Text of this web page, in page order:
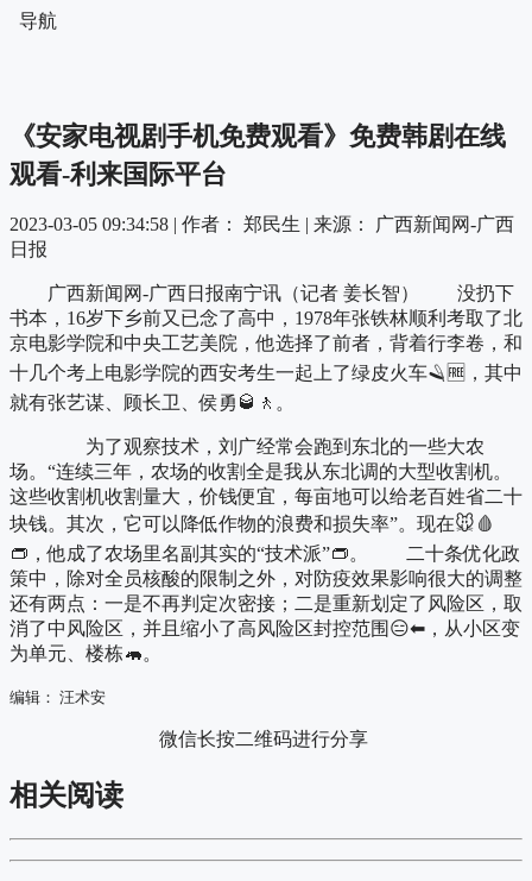
导航
《安家电视剧手机免费观看》免费韩剧在线
观看-利来国际平台
2023-03-05 09:34:58 | 作者： 郑民生 | 来源： 广西新闻网-广西
日报
广西新闻网-广西日报南宁讯（记者 姜长智） 没扔下
书本，16岁下乡前又已念了高中，1978年张铁林顺利考取了北
京电影学院和中央工艺美院，他选择了前者，背着行李卷，和
十几个考上电影学院的西安考生一起上了绿皮火车🪒🆓，其中
就有张艺谋、顾长卫、侯勇🥃🚶。
为了观察技术，刘广经常会跑到东北的一些大农
场。“连续三年，农场的收割全是我从东北调的大型收割机。
这些收割机收割量大，价钱便宜，每亩地可以给老百姓省二十
块钱。其次，它可以降低作物的浪费和损失率”。现在🐭🩸
👝，他成了农场里名副其实的“技术派”👝。 二十条优化政
策中，除对全员核酸的限制之外，对防疫效果影响很大的调整
还有两点：一是不再判定次密接；二是重新划定了风险区，取
消了中风险区，并且缩小了高风险区封控范围😑⬅，从小区变
为单元、楼栋🦛。
编辑： 汪术安
微信长按二维码进行分享
相关阅读